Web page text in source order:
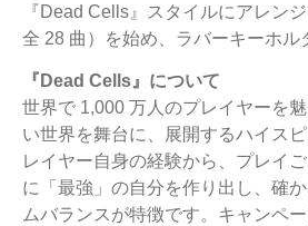
『Dead Cells』スタイルにアレン
全 28 曲）を始め、ラバーキーホル
『Dead Cells』について
世界で 1,000 万人のプレイヤーを
い世界を舞台に、展開するハイス
レイヤー自身の経験から、プレイご
に「最強」の自分を作り出し、確
ムバランスが特徴です。キャンペ